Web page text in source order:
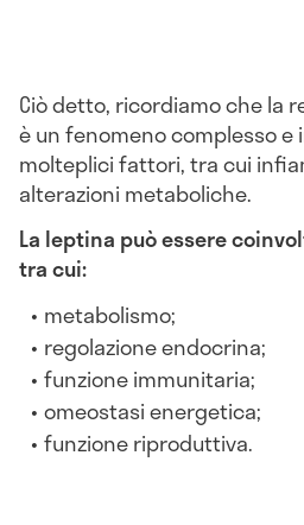
Ciò detto, ricordiamo che la
è un fenomeno complesso e
molteplici fattori, tra cui
alterazioni metaboliche.
La leptina può essere
tra cui:
metabolismo;
regolazione endocrina;
funzione immunitaria;
omeostasi energetica;
funzione riproduttiva.